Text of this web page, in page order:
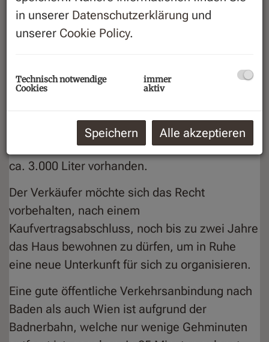
Beschreibung
Zum Verkauf steht ein Grundstück, auf
welchem derzeit ein Einfamilienhaus steht. Das
Grundstück hat Anschlüsse am Wasser-,
Kanal- und Stromnetz der Gemeinde. Geheizt
wird mit Öl, im Keller ist ein Tankausmaß von
ca. 3.000 Liter vorhanden.
Der Verkäufer möchte sich das Recht
vorbehalten, nach einem
Kaufvertragsabschluss, noch bis zu zwei Jahre
das Haus bewohnen zu dürfen, um in Ruhe
eine neue Unterkunft für sich zu organisieren.
Eine gute öffentliche Verkehrsanbindung nach
Baden als auch Wien ist aufgrund der
Badnerbahn, welche nur wenige Gehminuten
in unserer Datenschutzerklärung und
unserer Cookie Policy.
Technisch notwendige
Cookies
immer
aktiv
Speichern Alle akzeptieren